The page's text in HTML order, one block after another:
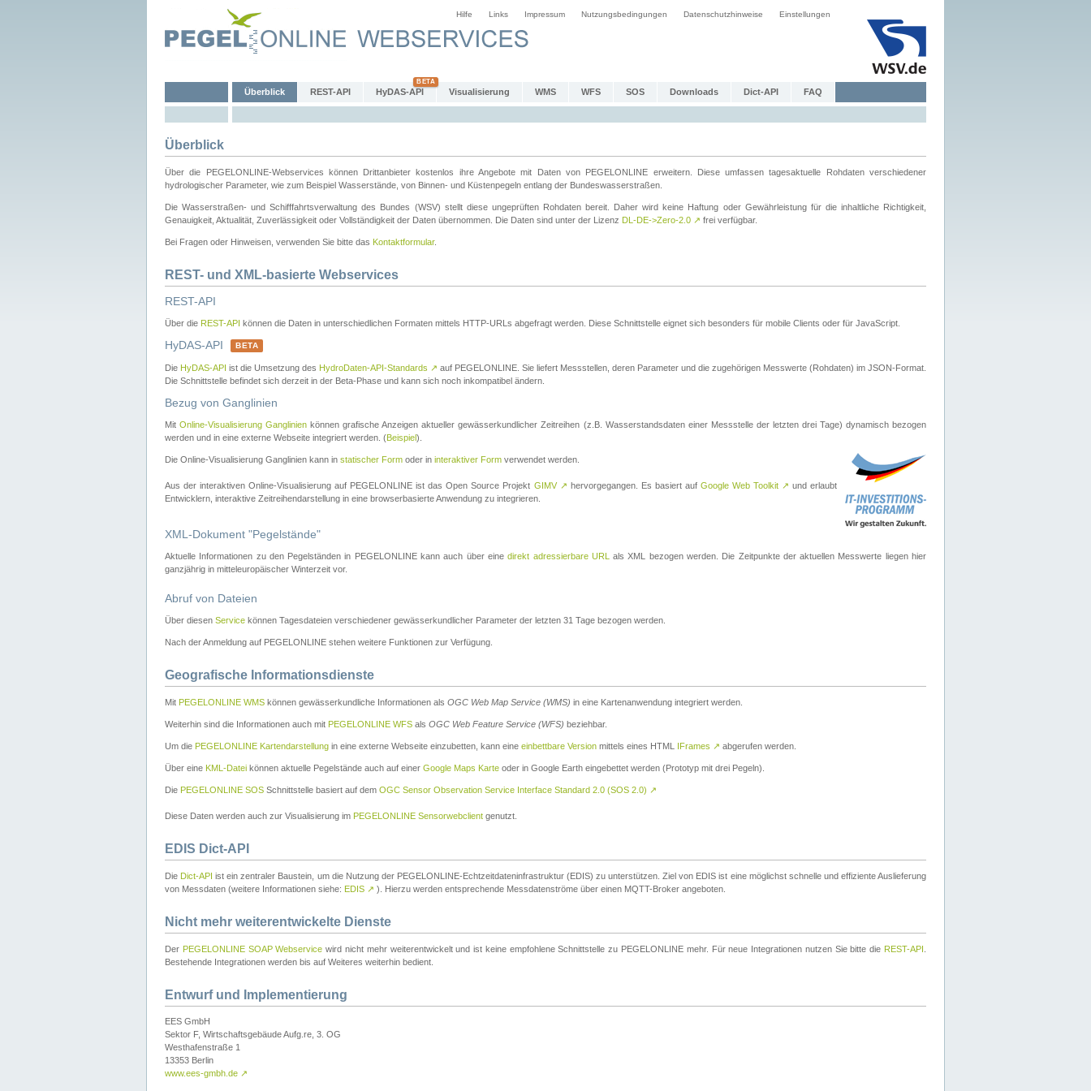
Hilfe Links Impressum Nutzungsbedingungen Datenschutzhinweise Einstellungen
Überblick REST-API HyDAS-API Visualisierung WMS WFS SOS Downloads Dict-API FAQ
Überblick
Über die PEGELONLINE-Webservices können Drittanbieter kostenlos ihre Angebote mit Daten von PEGELONLINE erweitern. Diese umfassen tagesaktuelle Rohdaten verschiedener
hydrologischer Parameter, wie zum Beispiel Wasserstände, von Binnen- und Küstenpegeln entlang der Bundeswasserstraßen.
Die Wasserstraßen- und Schifffahrtsverwaltung des Bundes (WSV) stellt diese ungeprüften Rohdaten bereit. Daher wird keine Haftung oder Gewährleistung für die inhaltliche Richtigkeit,
Genauigkeit, Aktualität, Zuverlässigkeit oder Vollständigkeit der Daten übernommen. Die Daten sind unter der Lizenz DL-DE->Zero-2.0 ↗ frei verfügbar.
Bei Fragen oder Hinweisen, verwenden Sie bitte das Kontaktformular.
REST- und XML-basierte Webservices
REST-API
Über die REST-API können die Daten in unterschiedlichen Formaten mittels HTTP-URLs abgefragt werden. Diese Schnittstelle eignet sich besonders für mobile Clients oder für JavaScript.
HyDAS-API BETA
Die HyDAS-API ist die Umsetzung des HydroDaten-API-Standards ↗ auf PEGELONLINE. Sie liefert Messstellen, deren Parameter und die zugehörigen Messwerte (Rohdaten) im JSON-Format.
Die Schnittstelle befindet sich derzeit in der Beta-Phase und kann sich noch inkompatibel ändern.
Bezug von Ganglinien
MitOnline-Visualisierung Ganglinien können grafische Anzeigen aktueller gewässerkundlicher Zeitreihen (z.B. Wasserstandsdaten einer Messstelle der letzten drei Tage) dynamisch bezogen
werden und in eine externe Webseite integriert werden. (Beispiel).
Die Online-Visualisierung Ganglinien kann in statischer Form oder in interaktiver Form verwendet werden.
Aus der interaktiven Online-Visualisierung auf PEGELONLINE ist das Open Source Projekt GIMV ↗ hervorgegangen. Es basiert auf Google Web Toolkit ↗ und erlaubt
Entwicklern, interaktive Zeitreihendarstellung in eine browserbasierte Anwendung zu integrieren.
XML-Dokument "Pegelstände"
Aktuelle Informationen zu den Pegelständen in PEGELONLINE kann auch über einedirekt adressierbare URL
als XML bezogen werden. Die Zeitpunkte der aktuellen Messwerte liegen hier
ganzjährig in mitteleuropäischer Winterzeit vor.
Abruf von Dateien
Über diesen Service können Tagesdateien verschiedener gewässerkundlicher Parameter der letzten 31 Tage bezogen werden.
Nach der Anmeldung auf PEGELONLINE stehen weitere Funktionen zur Verfügung.
Geografische Informationsdienste
Mit PEGELONLINE WMS können gewässerkundliche Informationen als OGC Web Map Service (WMS) in eine Kartenanwendung integriert werden.
Weiterhin sind die Informationen auch mit PEGELONLINE WFS als OGC Web Feature Service (WFS) beziehbar.
Um die PEGELONLINE Kartendarstellung in eine externe Webseite einzubetten, kann eine einbettbare Version mittels eines HTML IFrames ↗ abgerufen werden.
Über eine KML-Datei können aktuelle Pegelstände auch auf einer Google Maps Karte oder in Google Earth eingebettet werden (Prototyp mit drei Pegeln).
Die PEGELONLINE SOS Schnittstelle basiert auf dem OGC Sensor Observation Service Interface Standard 2.0 (SOS 2.0) ↗
Diese Daten werden auch zur Visualisierung im PEGELONLINE Sensorwebclient genutzt.
EDIS Dict-API
Die Dict-API ist ein zentraler Baustein, um die Nutzung der PEGELONLINE-Echtzeitdateninfrastruktur (EDIS) zu unterstützen. Ziel von EDIS ist eine möglichst schnelle und effiziente Auslieferung
von Messdaten (weitere Informationen siehe: EDIS ↗ ). Hierzu werden entsprechende Messdatenströme über einen MQTT-Broker angeboten.
Nicht mehr weiterentwickelte Dienste
Der PEGELONLINE SOAP Webservice wird nicht mehr weiterentwickelt und ist keine empfohlene Schnittstelle zu PEGELONLINE mehr. Für neue Integrationen nutzen Sie bitte die REST-API
Bestehende Integrationen werden bis auf Weiteres weiterhin bedient.
Entwurf und Implementierung
EES GmbH
Sektor F, Wirtschaftsgebäude Aufg.re, 3. OG
Westhafenstraße 1
13353 Berlin
www.ees-gmbh.de ↗